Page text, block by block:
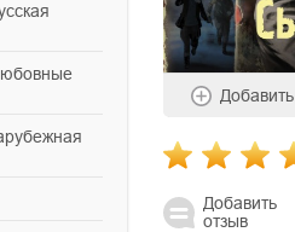
Добавить
Добавить
отзыв